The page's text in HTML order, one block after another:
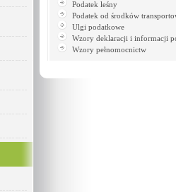
Podatek leśny
Podatek od środków
Ulgi podatkowe
Wzory deklaracji i informacji
Wzory pełnomocnictw